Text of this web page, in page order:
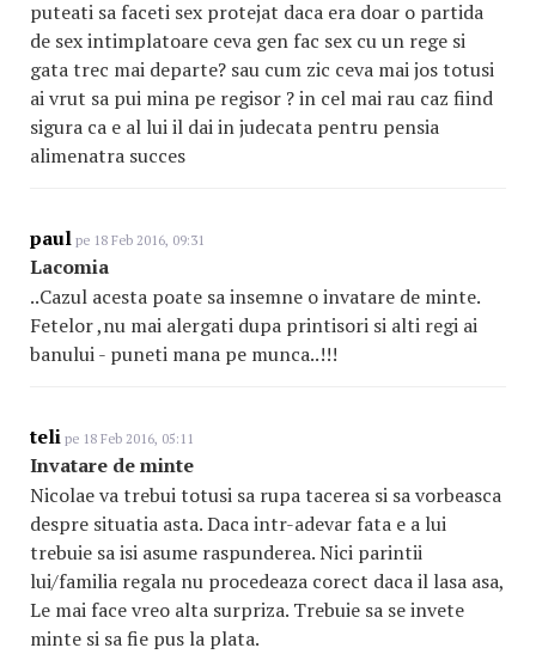
puteati sa faceti sex protejat daca era doar o partida
de sex intimplatoare ceva gen fac sex cu un rege si
gata trec mai departe? sau cum zic ceva mai jos totusi
ai vrut sa pui mina pe regisor ? in cel mai rau caz fiind
sigura ca e al lui il dai in judecata pentru pensia
alimenatra succes
paul pe 18 Feb 2016, 09:31
Lacomia
..Cazul acesta poate sa insemne o invatare de minte.
Fetelor ,nu mai alergati dupa printisori si alti regi ai
banului - puneti mana pe munca..!!!
teli pe 18 Feb 2016, 05:11
Invatare de minte
Nicolae va trebui totusi sa rupa tacerea si sa vorbeasca
despre situatia asta. Daca intr-adevar fata e a lui
trebuie sa isi asume raspunderea. Nici parintii
lui/familia regala nu procedeaza corect daca il lasa asa,
Le mai face vreo alta surpriza. Trebuie sa se invete
minte si sa fie pus la plata.